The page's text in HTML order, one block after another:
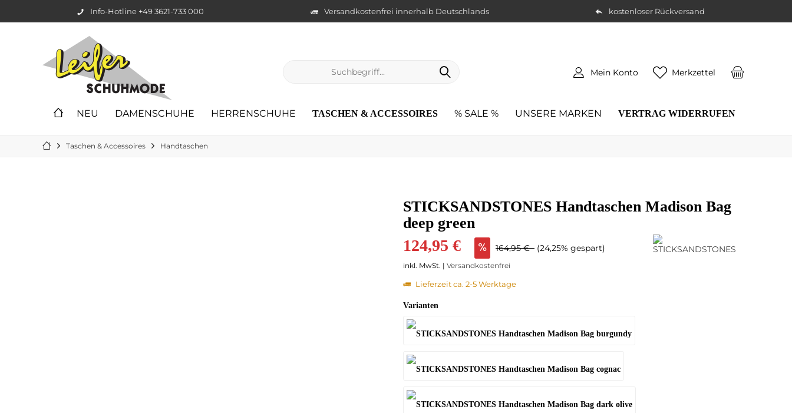
Info-Hotline +49 3621-733 000 Versandkostenfrei innerhalb Deutschlands kostenloser Rückversand
Merkzettel
Mein Konto
NEU DAMENSCHUHE HERRENSCHUHE TASCHEN & ACCESSOIRES % SALE % UNSERE MARKEN VERTRAG WIDERRUFEN
Taschen & Accessoires Handtaschen
STICKSANDSTONES Handtaschen Madison Bag
deep green
124,95 € 164,95 € (24,25% gespart)
inkl. MwSt. | Versandkostenfrei
Lieferzeit ca. 2-5 Werktage
Varianten